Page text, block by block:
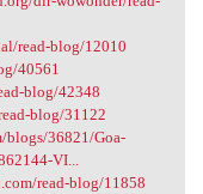
read-blog/12010
40561
blog/42348
blog/31122
blogs/36821/Goa-
VI...
read-blog/11858